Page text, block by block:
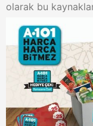
olarak bu